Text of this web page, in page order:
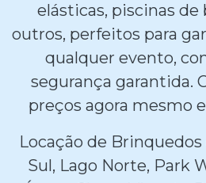
elásticas, piscinas de
outros, perfeitos para
qualquer evento,
segurança garantida.
preços agora mesmo
Locação de
Sul, Lago Norte, Park